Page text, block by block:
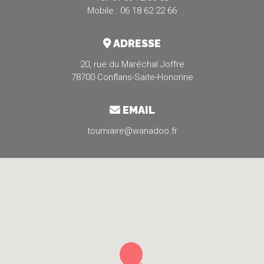
Mobile : 06 18 62 22 66
ADRESSE
20, rue du Maréchal Joffre
78700 Conflans-Saite-Honorine
EMAIL
tourniaire@wanadoo.fr